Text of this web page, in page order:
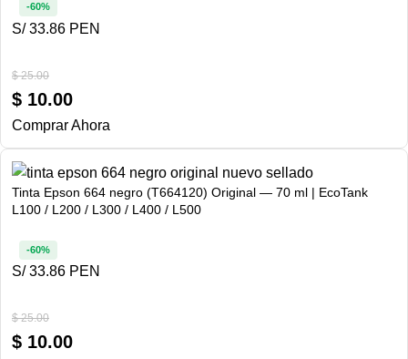
$25.00
$ 10.00
-60%
S/ 33.86 PEN
Comprar Ahora
Tinta Epson 664 negro (T664120) Original — 70 ml | EcoTank
L100 / L200 / L300 / L400 / L500
$25.00
$ 10.00
-60%
S/ 33.86 PEN